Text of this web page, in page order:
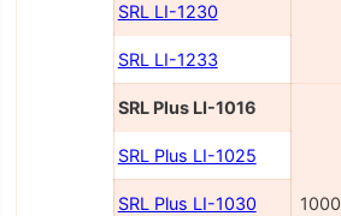
SRL LI-1230
SRL LI-1233
SRL Plus LI-1016
1000
SRL Plus LI-1025
SRL Plus LI-1030